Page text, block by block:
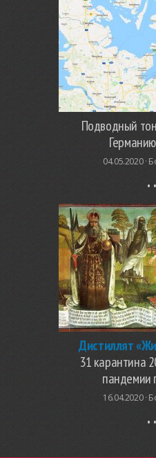
Подводный
04.05.2020 ·
Дистиллят
31 карантина
пандемии
16.04.2020 ·